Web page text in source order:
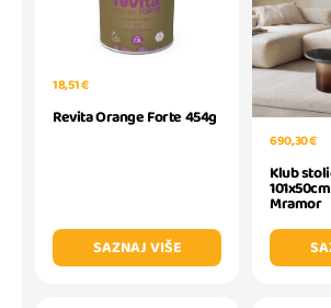
18,51 €
Revita Orange Forte 454g
SAZNAJ VIŠE
690,30 €
Klub
Mramor